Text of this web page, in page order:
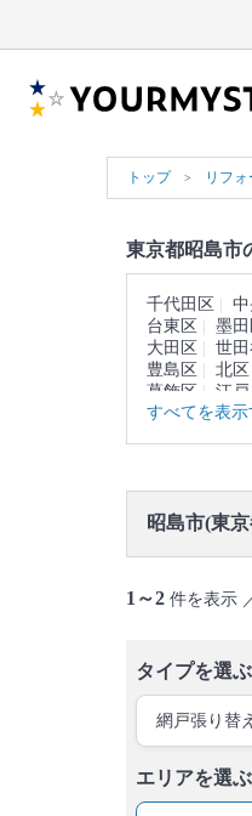
トップ リフ
東京都昭島市
千代田区 中
台東区
墨田
大田区
世田
豊島区
北区
葛飾区
江戸
三鷹市
青梅
大島町
利
すべてを表示
昭島市(東
1～2 件を表示
タイプを選ぶ
網戸張り替え
エリアを選ぶ